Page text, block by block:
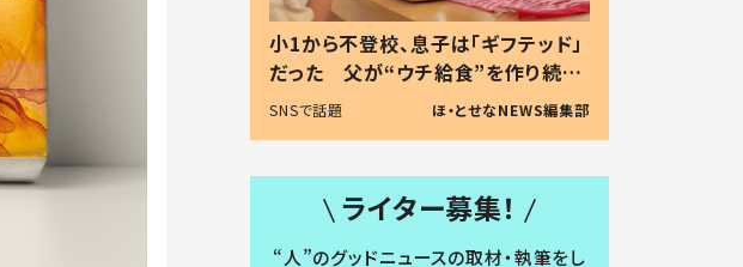
小1から不登校、息子は「ギフテッド」
だった 父が“ウチ給食”を作り続け
る理由とは #令和の親 #令和の子
SNSで話題 ほ・とせなNEWS編集部
ライター募集！
“人”のグッドニュースの取材・執筆をし